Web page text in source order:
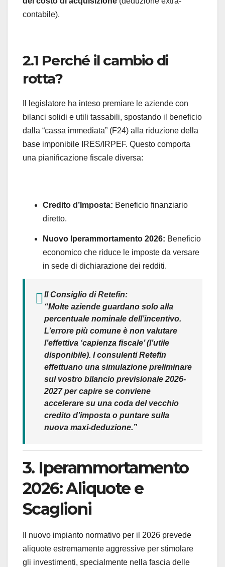
contabile).
2.1 Perché il cambio di
rotta?
Il legislatore ha inteso premiare le aziende con
bilanci solidi e utili tassabili, spostando il beneficio
dalla “cassa immediata” (F24) alla riduzione della
base imponibile IRES/IRPEF. Questo comporta
una pianificazione fiscale diversa:
Credito d’Imposta: Beneficio finanziario
diretto.
Nuovo Iperammortamento 2026: Beneficio
economico che riduce le imposte da versare
in sede di dichiarazione dei redditi.
Il Consiglio di Retefin:
“Molte aziende guardano solo alla
percentuale nominale dell’incentivo.
L’errore più comune è non valutare
l’effettiva ‘capienza fiscale’ (l’utile
disponibile). I consulenti Retefin
effettuano una simulazione preliminare
sul vostro bilancio previsionale 2026-
2027 per capire se conviene
accelerare su una coda del vecchio
credito d’imposta o puntare sulla
nuova maxi-deduzione.”
3. Iperammortamento
2026: Aliquote e
Scaglioni
Il nuovo impianto normativo per il 2026 prevede
aliquote estremamente aggressive per stimolare
gli investimenti, specialmente nella fascia delle